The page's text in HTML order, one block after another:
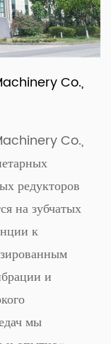
Co.,
Co.,
редукторов
на зубчатых
к
и
мы